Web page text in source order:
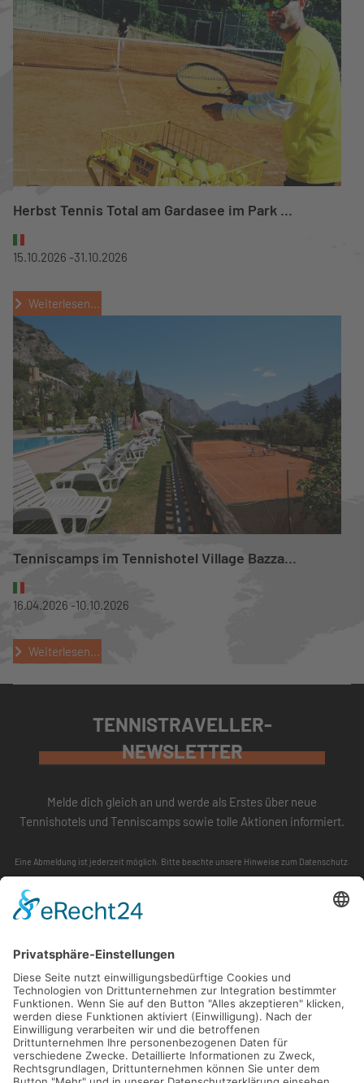
Herbst Tennis Total am Gardasee im Park ...
15.10.2026 -31.10.2026
Weiterlesen...
Tenniscamps im Tennishotel Village Bazza...
16.04.2026 -10.10.2026
Weiterlesen...
TENNISTRAVELLER-
NEWSLETTER
Melde dich gleich an und werde als Erstes über neue
Tennishotels und Tenniscamps sowie tolle Aktionen informiert.
Eine Abmeldung ist jederzeit möglich. Bitte beachte unsere Hinweise zum Datenschutz.
ABONNIEREN